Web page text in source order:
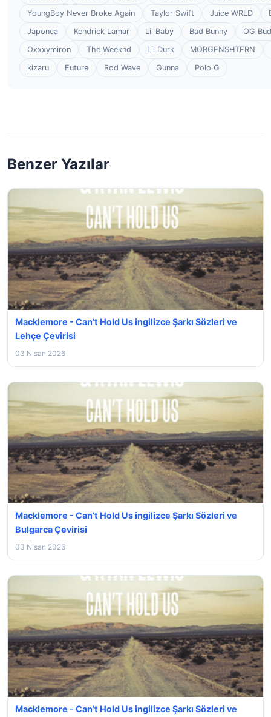
YoungBoy Never Broke Again
Taylor Swift Juice WRLD
Japonca
Kendrick Lamar Lil Baby Bad Bunny
OG
Oxxxymiron
The Weeknd Lil Durk
MORGENSHTERN
kizaru
Future Rod Wave Gunna Polo G
Benzer Yazılar
Macklemore - Can’t Hold Us ingilizce Şarkı Sözleri ve
Lehçe Çevirisi
03 Nisan 2026
Macklemore - Can’t Hold Us ingilizce Şarkı Sözleri ve
Bulgarca Çevirisi
03 Nisan 2026
Macklemore - Can’t Hold Us ingilizce Şarkı Sözleri ve